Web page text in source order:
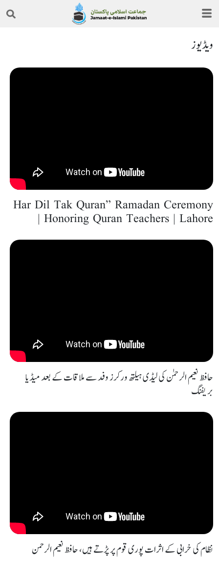
ویڈیوز
Har Dil Tak Quran” Ramadan Ceremony
| Honoring Quran Teachers | Lahore
حافظ نعیم الرحمٰن کی لیڈی ہیلتھ ورکرز وفد سے ملاقات کے بعد میڈیا
بریفنگ
نظام کی خرابی کے اثرات پوری قوم پر پڑتے ہیں، حافظ نعیم الرحمن